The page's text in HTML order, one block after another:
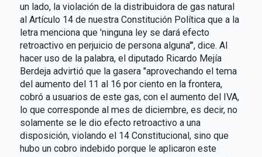
un lado, la violación de la distribuidora de gas natural
al Artículo 14 de nuestra Constitución Política que a la
letra menciona que 'ninguna ley se dará efecto
retroactivo en perjuicio de persona alguna'", dice. Al
hacer uso de la palabra, el diputado Ricardo Mejía
Berdeja advirtió que la gasera "aprovechando el tema
del aumento del 11 al 16 por ciento en la frontera,
cobró a usuarios de este gas, con el aumento del IVA,
lo que corresponde al mes de diciembre, es decir, no
solamente se le dio efecto retroactivo a una
disposición, violando el 14 Constitucional, sino que
hubo un cobro indebido porque le aplicaron este